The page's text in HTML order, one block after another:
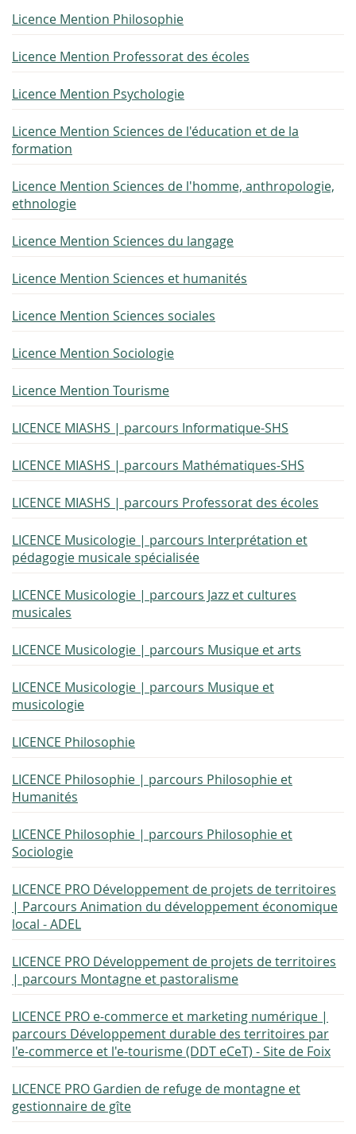
Licence Mention Philosophie
Licence Mention Professorat des écoles
Licence Mention Psychologie
Licence Mention Sciences de l'éducation et de la
formation
Licence Mention Sciences de l'homme, anthropologie,
ethnologie
Licence Mention Sciences du langage
Licence Mention Sciences et humanités
Licence Mention Sciences sociales
Licence Mention Sociologie
Licence Mention Tourisme
LICENCE MIASHS | parcours Informatique-SHS
LICENCE MIASHS | parcours Mathématiques-SHS
LICENCE MIASHS | parcours Professorat des écoles
LICENCE Musicologie | parcours Interprétation et
pédagogie musicale spécialisée
LICENCE Musicologie | parcours Jazz et cultures
musicales
LICENCE Musicologie | parcours Musique et arts
LICENCE Musicologie | parcours Musique et
musicologie
LICENCE Philosophie
LICENCE Philosophie | parcours Philosophie et
Humanités
LICENCE Philosophie | parcours Philosophie et
Sociologie
LICENCE PRO Développement de projets de territoires
| Parcours Animation du développement économique
local - ADEL
LICENCE PRO Développement de projets de territoires
| parcours Montagne et pastoralisme
LICENCE PRO e-commerce et marketing numérique |
parcours Développement durable des territoires par
l'e-commerce et l'e-tourisme (DDT eCeT) - Site de Foix
LICENCE PRO Gardien de refuge de montagne et
gestionnaire de gîte